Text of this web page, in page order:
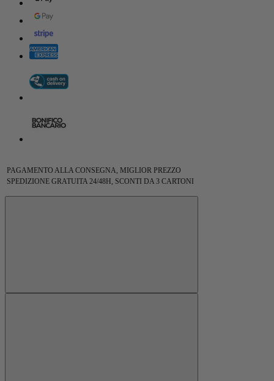
PAGAMENTO ALLA CONSEGNA, MIGLIOR PREZZO
SPEDIZIONE GRATUITA 24/48H, SCONTI DA 3 CARTONI